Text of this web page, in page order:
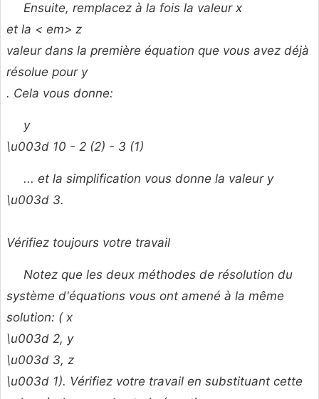
Ensuite, remplacez à la fois la valeur x
et la < em> z
valeur dans la première équation que vous avez déjà
résolue pour y
. Cela vous donne:
y
\u003d 10 - 2 (2) - 3 (1)
... et la simplification vous donne la valeur y
\u003d 3.
Vérifiez toujours votre travail
Notez que les deux méthodes de résolution du
système d'équations vous ont amené à la même
solution: (x
\u003d 2, y
\u003d 3, z
\u003d 1). Vérifiez votre travail en substituant cette